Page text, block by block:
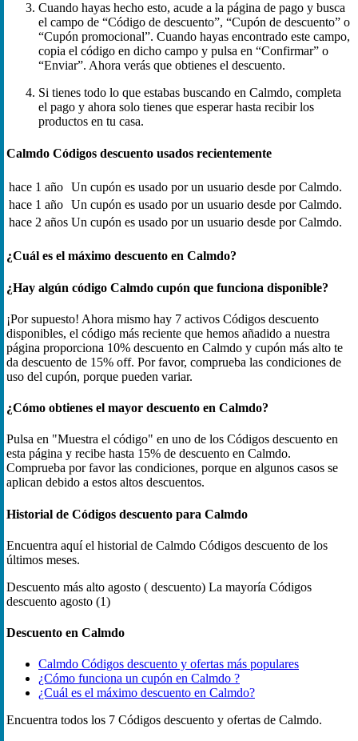
Cuando hayas hecho esto, acude a la página de pago y busca
el campo de “Código de descuento”, “Cupón de descuento” o
“Cupón promocional”. Cuando hayas encontrado este campo,
copia el código en dicho campo y pulsa en “Confirmar” o
“Enviar”. Ahora verás que obtienes el descuento.
Si tienes todo lo que estabas buscando en Calmdo, completa
el pago y ahora solo tienes que esperar hasta recibir los
productos en tu casa.
Calmdo Códigos descuento usados recientemente
hace 1 año Un cupón es usado por un usuario desde por Calmdo.
hace 1 año Un cupón es usado por un usuario desde por Calmdo.
hace 2 años Un cupón es usado por un usuario desde por Calmdo.
¿Cuál es el máximo descuento en Calmdo?
¿Hay algún código Calmdo cupón que funciona disponible?
¡Por supuesto! Ahora mismo hay 7 activos Códigos descuento
disponibles, el código más reciente que hemos añadido a nuestra
página proporciona 10% descuento en Calmdo y cupón más alto te
da descuento de 15% off. Por favor, comprueba las condiciones de
uso del cupón, porque pueden variar.
¿Cómo obtienes el mayor descuento en Calmdo?
Pulsa en "Muestra el código" en uno de los Códigos descuento en
esta página y recibe hasta 15% de descuento en Calmdo.
Comprueba por favor las condiciones, porque en algunos casos se
aplican debido a estos altos descuentos.
Historial de Códigos descuento para Calmdo
Encuentra aquí el historial de Calmdo Códigos descuento de los
últimos meses.
Descuento más alto agosto ( descuento) La mayoría Códigos
descuento agosto (1)
Descuento en Calmdo
Calmdo Códigos descuento y ofertas más populares
¿Cómo funciona un cupón en Calmdo ?
¿Cuál es el máximo descuento en Calmdo?
Encuentra todos los 7 Códigos descuento y ofertas de Calmdo.